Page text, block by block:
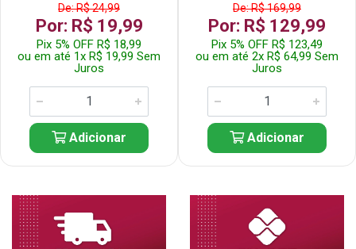
De: R$ 24,99
Por: R$ 19,99
Pix 5% OFF R$ 18,99
ou em até 1x R$ 19,99 Sem
Juros
Adicionar
De: R$ 169,99
Por: R$ 129,99
Pix 5% OFF R$ 123,49
ou em até 2x R$ 64,99 Sem
Juros
Adicionar